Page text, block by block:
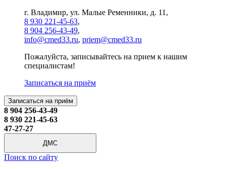
г. Владимир, ул. Малые Ременники, д. 11,
8 930 221-45-63,
8 904 256-43-49,
info@cmed33.ru, priem@cmed33.ru
Пожалуйста, записывайтесь на прием к нашим
специалистам!
Записаться на приём
Записаться на приём
8 904 256-43-49
8 930 221-45-63
47-27-27
ДМС
Поиск по сайту